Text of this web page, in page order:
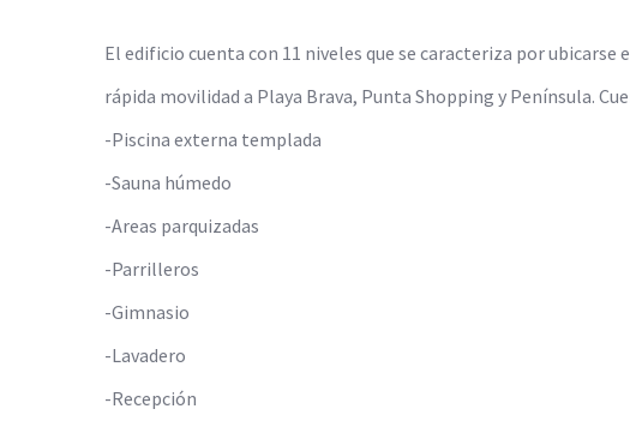
El edificio cuenta con 11 niveles que se caracteriza por
rápida movilidad a Playa Brava, Punta Shopping y Península.
-Piscina externa templada
-Sauna húmedo
-Areas parquizadas
-Parrilleros
-Gimnasio
-Lavadero
-Recepción